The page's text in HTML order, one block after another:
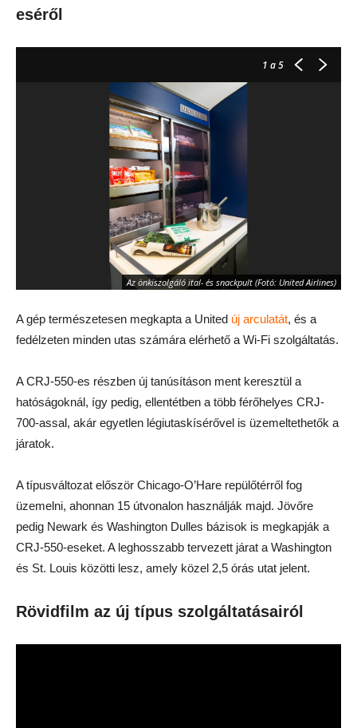
eséről
1 a 5
Az önkiszolgáló ital- és snackpult (Fotó: United Airlines)
A gép természetesen megkapta a United új arculatát, és a
fedélzeten minden utas számára elérhető a Wi-Fi szolgáltatás.
A CRJ-550-es részben új tanúsításon ment keresztül a
hatóságoknál, így pedig, ellentétben a több férőhelyes CRJ-
700-assal, akár egyetlen légiutaskísérővel is üzemeltethetők a
járatok.
A típusváltozat először Chicago-O’Hare repülőtérről fog
üzemelni, ahonnan 15 útvonalon használják majd. Jövőre
pedig Newark és Washington Dulles bázisok is megkapják a
CRJ-550-eseket. A leghosszabb tervezett járat a Washington
és St. Louis közötti lesz, amely közel 2,5 órás utat jelent.
Rövidfilm az új típus szolgáltatásairól